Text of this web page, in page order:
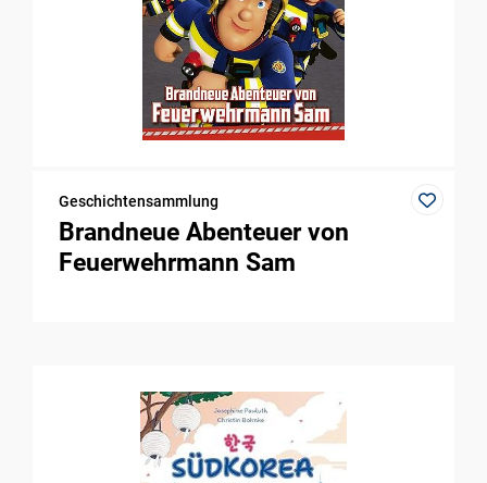
Geschichtensammlung
Brandneue Abenteuer von
Feuerwehrmann Sam